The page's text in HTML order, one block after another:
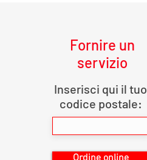
Fornire un
servizio
Inserisci qui il tuo
codice postale: